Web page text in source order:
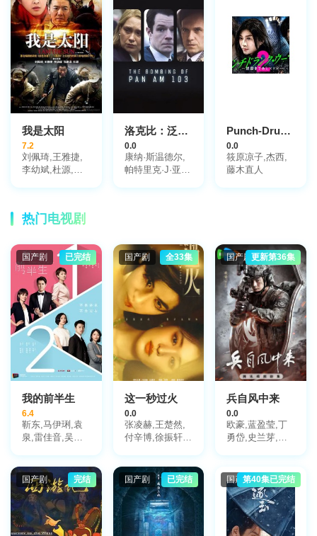
我是太阳
7.2
刘佩琦,王雅捷,
李幼斌,杜源,张
杨俊勇,徐僧,杨
彤,赵中伟,任明
生,徐新宇,许敏,
张文明,刘洁
洛克比：泛美航空103号航班爆炸案第一季
0.0
康纳·斯温德尔,
帕特里克·J·亚当
Punch-Drunk Woman-离越狱还有××天- 第二季
0.0
筱原凉子,杰西,
藤木直人
热门电视剧
国产剧 已完结
我的前半生
6.4
靳东,马伊琍,袁
泉,雷佳音,吴越,
婷,张棪琰,孔维,
栾元晖,侯岩松,
魏之皓,王天泽,
郑罗茜,宋允皓,
徐才根,啜妮,任
国产剧 全33集
这一秒过火
0.0
张凌赫,王楚然,
付辛博,徐振轩,
莫愁,毛孩,鹿骐,
苇青,刘令姿,康
可人,陈东阳,黄
博远,斓曦,张弓,
金俊秀,陈欣予
国产剧更新第36集
兵自风中来
0.0
欧豪,蓝盈莹,丁
勇岱,史兰芽,刘
王春宇,关亚军,
杨舒,吴岳阳,张
进,陈方舟,陈启
杰,周德华,赵长
洲,赵荀,费鲤齐,
国产剧 完结 国产剧 已完结 国产剧第40集已完结